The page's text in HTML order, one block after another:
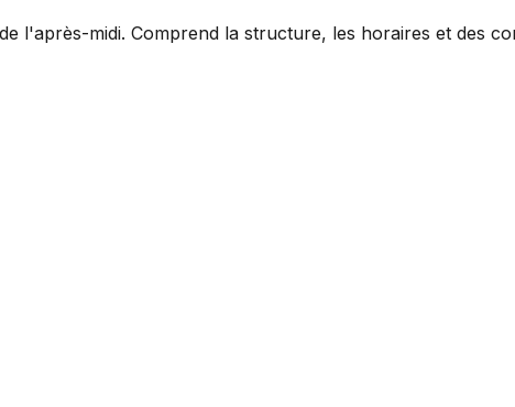
l'après-midi. Comprend la structure, les horaires et des